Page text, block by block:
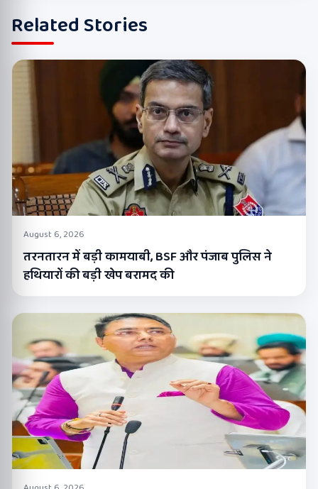
Related Stories
August 6, 2026
तरनतारन में बड़ी कामयाबी, BSF और पंजाब पुलिस ने
हथियारों की बड़ी खेप बरामद की